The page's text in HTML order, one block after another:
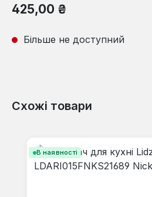
Звичайна ціна:
425,00 ₴
Більше не доступний
Схожі товари
В наявності